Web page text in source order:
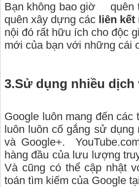
Bạn không bao giờ quên
quên xây dựng các liên kết
nội đó rất hữu ích cho độc
mới của bạn với những cái
3.Sử dụng nhiều dịch
Google luôn mang đến
luôn luôn cố gắng sử dụng
và Google+.
hàng đầu của lưu lượng
Và cũng có thể cập nhật
toán tìm kiếm của Google